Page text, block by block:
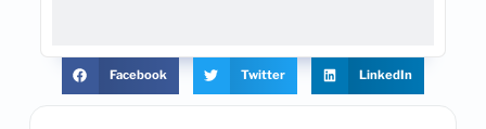
Facebook Twitter LinkedIn